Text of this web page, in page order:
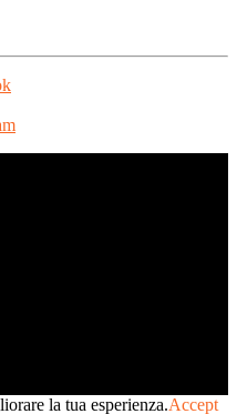
la tua esperienza.Accept